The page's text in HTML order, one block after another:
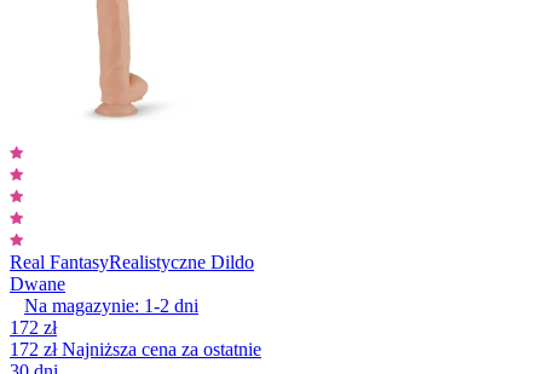
Real FantasyRealistyczne Dildo
Dwane
Na magazynie: 1-2 dni
172 zł
172 złNajniższa cena za ostatnie